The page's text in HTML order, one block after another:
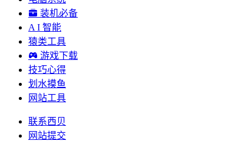
装机必备
A I 智能
猿类工具
游戏下载
技巧心得
划水摸鱼
网站工具
联系西贝
网站提交